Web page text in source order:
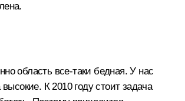
область все‑таки бедная. У нас
К 2010 году стоит задача